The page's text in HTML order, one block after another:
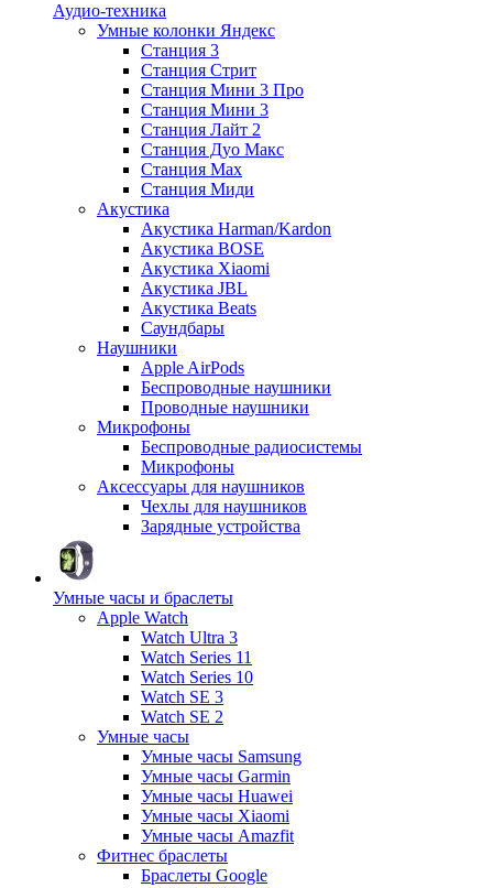
Аудио-техника
Умные колонки Яндекс
Станция 3
Станция Стрит
Станция Мини 3 Про
Станция Мини 3
Станция Лайт 2
Станция Дуо Макс
Станция Max
Станция Миди
Акустика
Акустика Harman/Kardon
Акустика BOSE
Акустика Xiaomi
Акустика JBL
Акустика Beats
Саундбары
Наушники
Apple AirPods
Беспроводные наушники
Проводные наушники
Микрофоны
Беспроводные радиосистемы
Микрофоны
Аксессуары для наушников
Чехлы для наушников
Зарядные устройства
Умные часы и браслеты
Apple Watch
Watch Ultra 3
Watch Series 11
Watch Series 10
Watch SE 3
Watch SE 2
Умные часы
Умные часы Samsung
Умные часы Garmin
Умные часы Huawei
Умные часы Xiaomi
Умные часы Amazfit
Фитнес браслеты
Браслеты Google